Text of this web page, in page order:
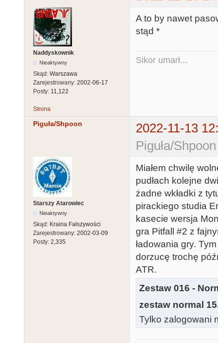
Naddyskownik
Nieaktywny
Skąd: Warszawa
Zarejestrowany: 2002-06-17
Posty: 11,122
A to by nawet
stąd *
Sikor umarł...
Strona
Piguła/Shpoon
2022-11-13
Piguła/
Starszy Atarowiec
Nieaktywny
Skąd: Kraina Fałszywości
Zarejestrowany: 2002-03-09
Posty: 2,335
Miałem chwilę
pudłach kolejne
żadne wkładki z
pirackiego studia
kasecie wersja
gra Pitfall #2 z
ładowania gry.
dorzucę trochę
ATR.
Zestaw 016 -
zestaw normal
Tylko zalogowani